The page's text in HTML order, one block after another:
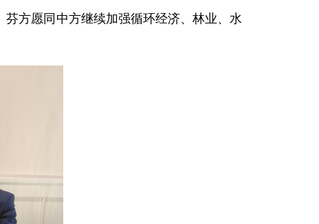
方愿同中方继续加强循环经济、林业、水